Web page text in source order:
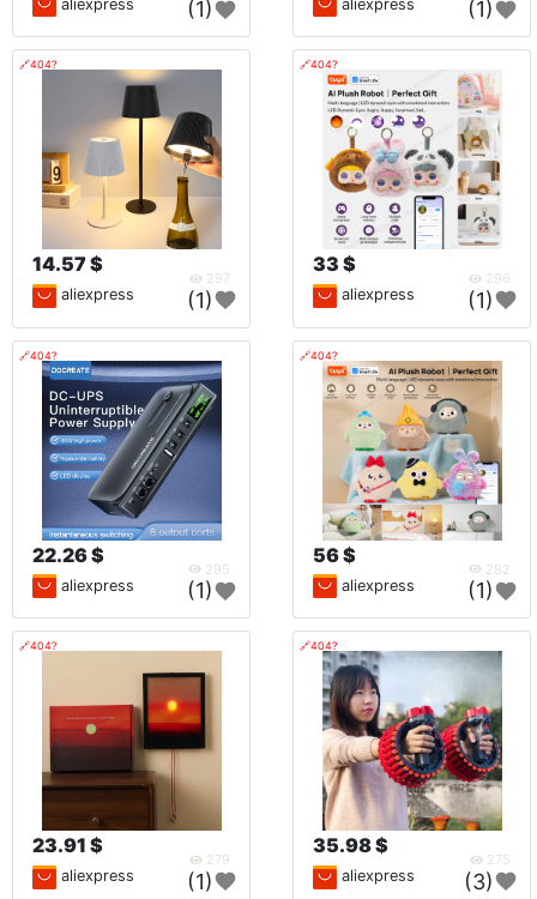
aliexpress (1) aliexpress (1)
🔗404?
14.57 $
297
aliexpress (1)
🔗404?
33 $
296
aliexpress (1)
🔗404?
22.26 $
295
aliexpress (1)
🔗404?
56 $
282
aliexpress (1)
🔗404?
23.91 $
279
aliexpress (1)
🔗404?
35.98 $
275
aliexpress (3)